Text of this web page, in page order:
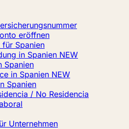
eröffnen
Spanien
in Spanien NEW
Spanien
in Spanien NEW
Spanien
/ No Residencia
Unternehmen